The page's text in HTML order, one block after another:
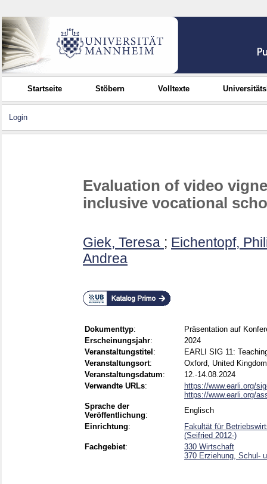
Startseite Stöbern Volltexte
Login
Evaluation of video
inclusive vocational
Giek, Teresa ; Eichentopf,
Andrea
Dokumenttyp:
Präsentation auf
Erscheinungsjahr:
2024
Veranstaltungstitel :
EARLI SIG 11:
Veranstaltungsort:
Oxford, United Kingdom
Veranstaltungsdatum:
12.-14.08.2024
Verwandte URLs:
https://www.earli.org/
https://www.earli.org/
Sprache der
Veröffentlichung:
Englisch
Einrichtung:
Fakultät für
(Seifried 2012-)
Fachgebiet:
330 Wirtschaft
370 Erziehung, Schul-